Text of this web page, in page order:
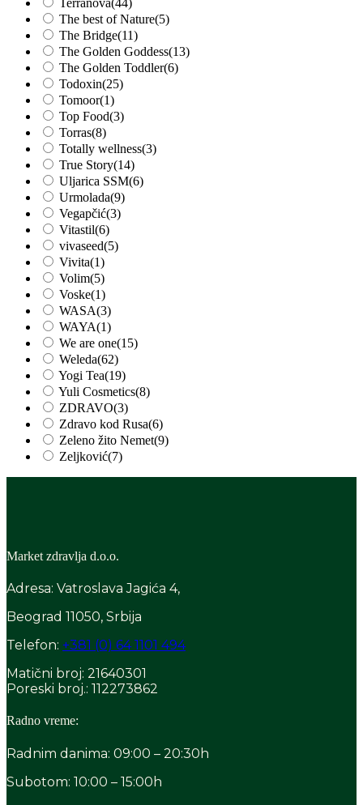
The best of Nature(5)
The Bridge(11)
The Golden Goddess(13)
The Golden Toddler(6)
Todoxin(25)
Tomoor(1)
Top Food(3)
Torras(8)
Totally wellness(3)
True Story(14)
Uljarica SSM(6)
Urmolada(9)
Vegapčić(3)
Vitastil(6)
vivaseed(5)
Vivita(1)
Volim(5)
Voske(1)
WASA(3)
WAYA(1)
We are one(15)
Weleda(62)
Yogi Tea(19)
Yuli Cosmetics(8)
ZDRAVO(3)
Zdravo kod Rusa(6)
Zeleno žito Nemet(9)
Zeljković(7)
Market zdravlja d.o.o.
Adresa: Vatroslava Jagića 4,
Beograd 11050, Srbija
Telefon: +381 (0) 64 1101 494
Matični broj: 21640301
Poreski broj.: 112273862
Radno vreme:
Radnim danima: 09:00 – 20:30h
Subotom: 10:00 – 15:00h